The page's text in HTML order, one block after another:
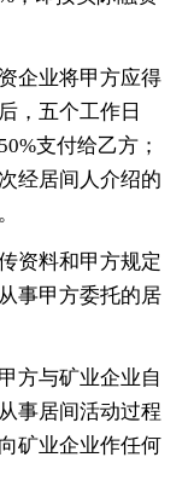
企业将甲方应得
，五个工作日
支付给乙方；
经居间人介绍的
资料和甲方规定
事甲方委托的居
方与矿业企业自
事居间活动过程
矿业企业作任何